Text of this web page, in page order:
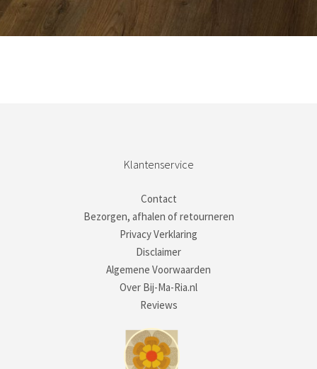
Klantenservice
Contact
Bezorgen, afhalen of retourneren
Privacy Verklaring
Disclaimer
Algemene Voorwaarden
Over Bij-Ma-Ria.nl
Reviews